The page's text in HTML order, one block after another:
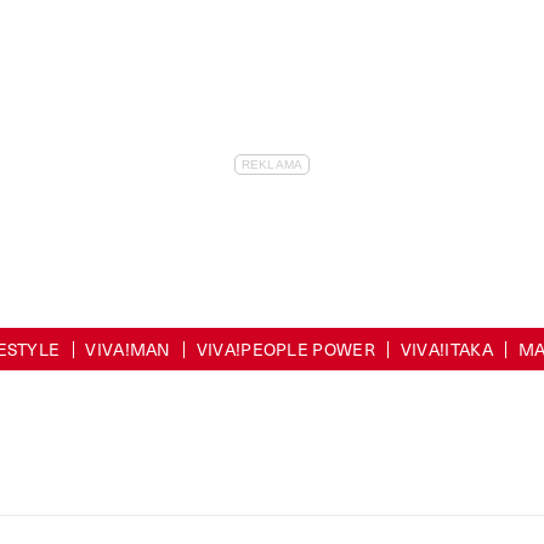
VIVA!MAN VIVA!PEOPLE POWER VIVA!ITAKA